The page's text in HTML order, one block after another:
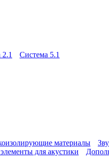
Система 5.1
материалы
для акустики